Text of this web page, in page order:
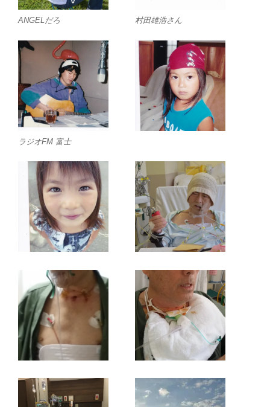
ANGELだろ 村田雄浩さん
ラジオFM 富士